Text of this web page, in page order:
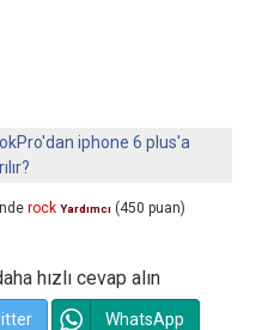
iphone 6 plus'a
rock Yardımcı (450 puan)
hızlı cevap alın
WhatsApp